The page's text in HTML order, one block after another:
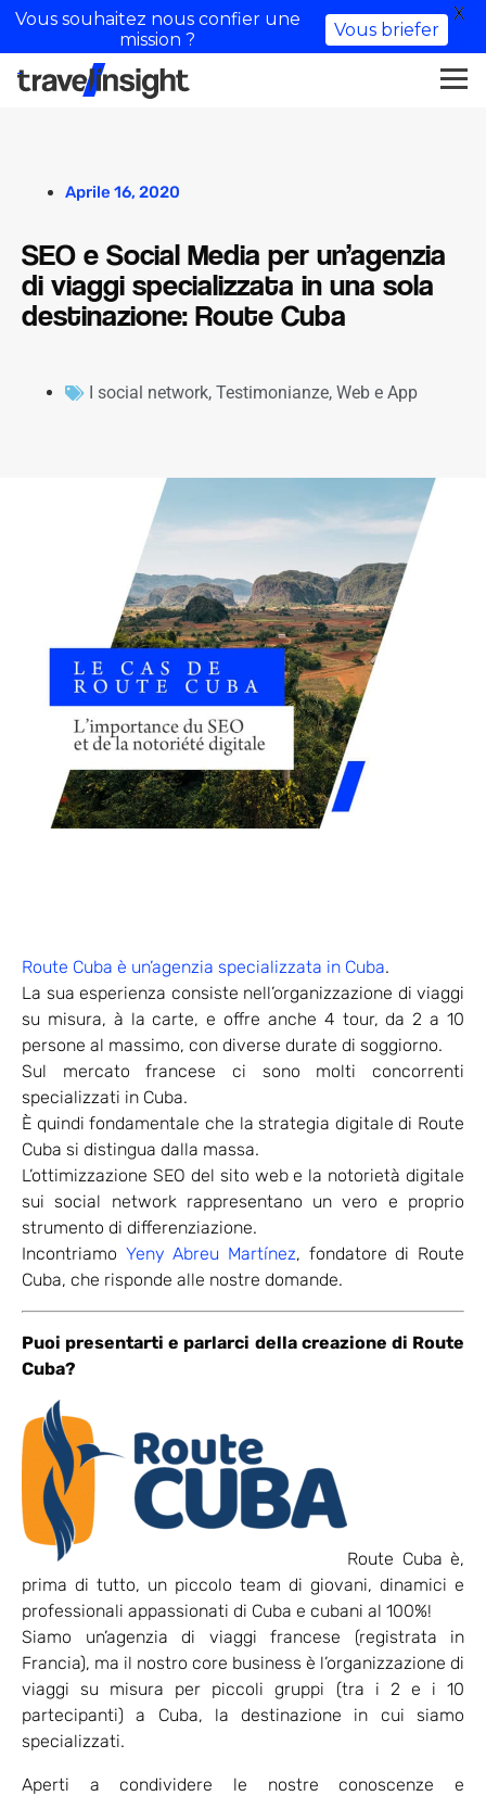
Aprile 16, 2020
SEO e Social Media per un’agenzia
di viaggi specializzata in una sola
destinazione: Route Cuba
I social network, Testimonianze, Web e App
Route Cuba è un’agenzia specializzata in Cuba.
La sua esperienza consiste nell’organizzazione di viaggi
su misura, à la carte, e offre anche 4 tour, da 2 a 10
persone al massimo, con diverse durate di soggiorno.
Sul mercato francese ci sono molti concorrenti
specializzati in Cuba.
È quindi fondamentale che la strategia digitale di Route
Cuba si distingua dalla massa.
L’ottimizzazione SEO del sito web e la notorietà digitale
sui social network rappresentano un vero e proprio
strumento di differenziazione.
Incontriamo Yeny Abreu Martínez, fondatore di Route
Cuba, che risponde alle nostre domande.
Puoi presentarti e parlarci della creazione di Route
Cuba?
Route Cuba è,
prima di tutto, un piccolo team di giovani, dinamici e
professionali appassionati di Cuba e cubani al 100%!
Siamo un’agenzia di viaggi francese (registrata in
Francia), ma il nostro core business è l’organizzazione di
viaggi su misura per piccoli gruppi (tra i 2 e i 10
partecipanti) a Cuba, la destinazione in cui siamo
specializzati.
Aperti a condividere le nostre conoscenze e
Vous souhaitez nous confier une
mission ?
Vous briefer
X